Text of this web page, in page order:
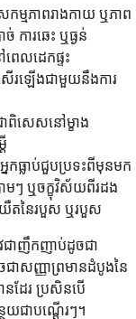
ម្មភាពរាងកាយ ឬភាព
ការឆេះ ឬធ្ងន់
េលដេកផ្ទះ
រឡើងជាមួយនឹងការ
ពិសេសនៅម្ខាង
កធ្លាប់ជួបប្រទះពីមុនមក
ាមៗ ឬចក្ខុវិស័យពីរដង
តនៃរបួស ឬរបួស
ជាញឹកញាប់ដូចជា
ជាសញ្ញាព្រមានដំបូងនៃ
នដែរ ប្រសិនបើ
យជាបណ្តើរៗ។